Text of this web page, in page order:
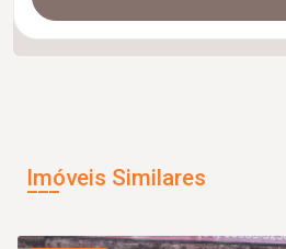
Imóveis Similares